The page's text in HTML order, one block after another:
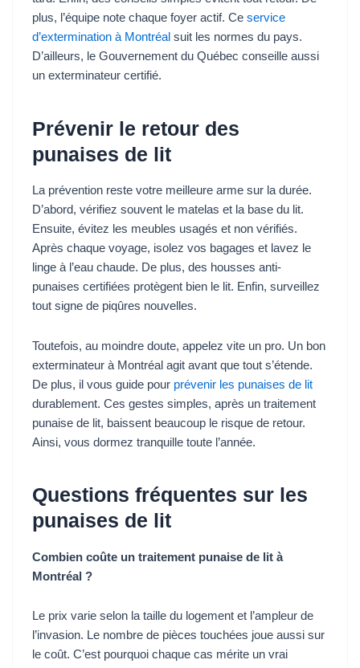
plus, l’équipe note chaque foyer actif. Ce service
d’extermination à Montréal suit les normes du pays.
D’ailleurs, le Gouvernement du Québec conseille aussi
un exterminateur certifié.
Prévenir le retour des
punaises de lit
La prévention reste votre meilleure arme sur la durée.
D’abord, vérifiez souvent le matelas et la base du lit.
Ensuite, évitez les meubles usagés et non vérifiés.
Après chaque voyage, isolez vos bagages et lavez le
linge à l’eau chaude. De plus, des housses anti-
punaises certifiées protègent bien le lit. Enfin, surveillez
tout signe de piqûres nouvelles.
Toutefois, au moindre doute, appelez vite un pro. Un bon
exterminateur à Montréal agit avant que tout s’étende.
De plus, il vous guide pour prévenir les punaises de lit
durablement. Ces gestes simples, après un traitement
punaise de lit, baissent beaucoup le risque de retour.
Ainsi, vous dormez tranquille toute l’année.
Questions fréquentes sur les
punaises de lit
Combien coûte un traitement punaise de lit à
Montréal ?
Le prix varie selon la taille du logement et l’ampleur de
l’invasion. Le nombre de pièces touchées joue aussi sur
le coût. C’est pourquoi chaque cas mérite un vrai